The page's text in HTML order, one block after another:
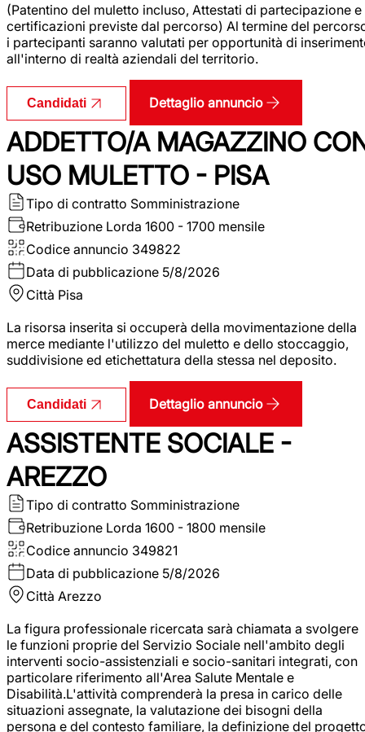
(Patentino del muletto incluso, Attestati di partecipazione e
certificazioni previste dal percorso) Al termine del
i partecipanti saranno valutati per opportunità di
all'interno di realtà aziendali del territorio.
Candidati Dettaglio annuncio
ADDETTO/A MAGAZZINO
USO MULETTO - PISA
Tipo di contratto Somministrazione
Retribuzione Lorda 1600 - 1700 mensile
Codice annuncio 349822
Data di pubblicazione 5/8/2026
Città Pisa
La risorsa inserita si occuperà della movimentazione della
merce mediante l'utilizzo del muletto e dello stoccaggio,
suddivisione ed etichettatura della stessa nel deposito.
Candidati Dettaglio annuncio
ASSISTENTE SOCIALE -
AREZZO
Tipo di contratto Somministrazione
Retribuzione Lorda 1600 - 1800 mensile
Codice annuncio 349821
Data di pubblicazione 5/8/2026
Città Arezzo
La figura professionale ricercata sarà chiamata a svolgere
le funzioni proprie del Servizio Sociale nell'ambito degli
interventi socio-assistenziali e socio-sanitari integrati, con
particolare riferimento all'Area Salute Mentale e
Disabilità.L'attività comprenderà la presa in carico delle
situazioni assegnate, la valutazione dei bisogni della
persona e del contesto familiare, la definizione del